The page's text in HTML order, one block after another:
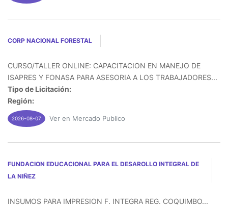
CORP NACIONAL FORESTAL
CURSO/TALLER ONLINE: CAPACITACION EN MANEJO DE
ISAPRES Y FONASA PARA ASESORIA A LOS TRABAJADORES...
Tipo de Licitación:
Región:
2026-08-07 Ver en Mercado Publico
FUNDACION EDUCACIONAL PARA EL DESAROLLO INTEGRAL DE
LA NIÑEZ
INSUMOS PARA IMPRESION F. INTEGRA REG. COQUIMBO...